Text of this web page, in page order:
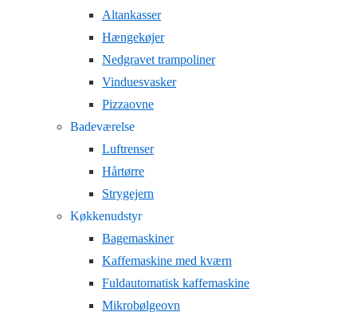
Altankasser
Hængekøjer
Nedgravet trampoliner
Vinduesvasker
Pizzaovne
Badeværelse
Luftrenser
Hårtørre
Strygejern
Køkkenudstyr
Bagemaskiner
Kaffemaskine med kværn
Fuldautomatisk kaffemaskine
Mikrobølgeovn